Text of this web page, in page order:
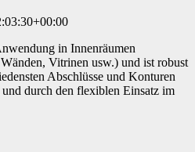
in Innenräumen
Vitrinen usw.) und ist robust
Abschlüsse und Konturen
durch den flexiblen Einsatz im